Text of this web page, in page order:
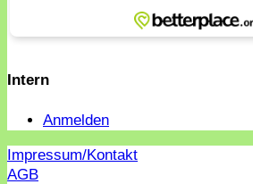
Intern
Anmelden
Impressum/Kontakt
AGB